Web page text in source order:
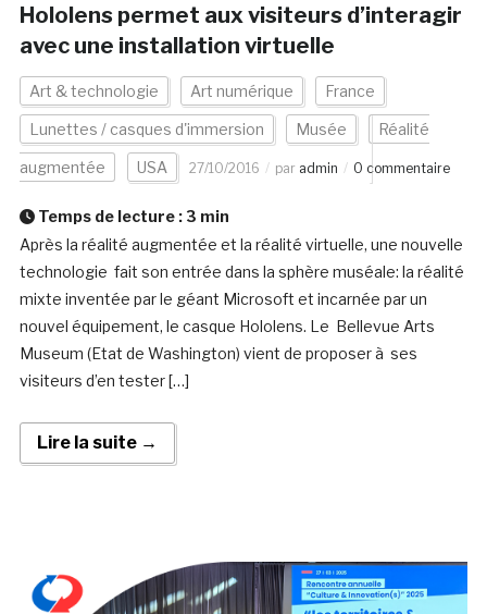
Hololens permet aux visiteurs d’interagir
avec une installation virtuelle
Art & technologie Art numérique France
Lunettes / casques d'immersion Musée Réalité
augmentée USA 27/10/2016 par admin 0 commentaire
Temps de lecture : 3 min
Après la réalité augmentée et la réalité virtuelle, une nouvelle
technologie fait son entrée dans la sphère muséale: la réalité
mixte inventée par le géant Microsoft et incarnée par un
nouvel équipement, le casque Hololens. Le Bellevue Arts
Museum (Etat de Washington) vient de proposer à ses
visiteurs d’en tester […]
Lire la suite →